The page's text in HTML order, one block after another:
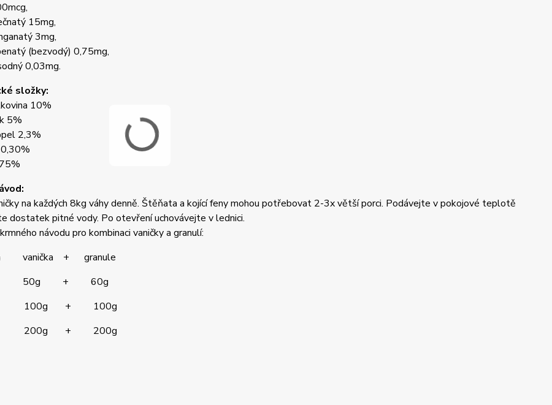
15mg,
3mg,
(bezvodý) 0,75mg,
0,03mg.
složky:
10%
5%
2,3%
na každých 8kg váhy denně. Štěňata a kojící feny mohou potřebovat 2-3x větší porci. Podávejte v pokojové teplotě
dostatek pitné vody. Po otevření uchovávejte v lednici.
návodu pro kombinaci vaničky a granulí:
vanička + granule
50g + 60g
100g + 100g
200g + 200g